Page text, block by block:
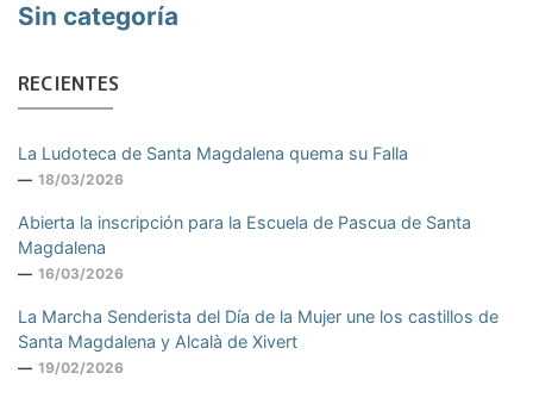
Sin categoría
RECIENTES
La Ludoteca de Santa Magdalena quema su Falla
18/03/2026
Abierta la inscripción para la Escuela de Pascua de Santa
Magdalena
16/03/2026
La Marcha Senderista del Día de la Mujer une los castillos de
Santa Magdalena y Alcalà de Xivert
19/02/2026